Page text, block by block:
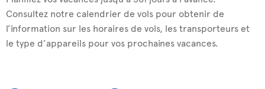
Consultez notre calendrier de vols pour obtenir de
l’information sur les horaires de vols, les transporteurs et
le type d’appareils pour vos prochaines vacances.